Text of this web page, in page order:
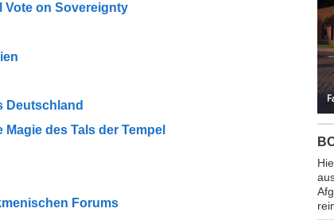
Vote on Sovereignty
Deutschland
des Tals der Tempel
Forums